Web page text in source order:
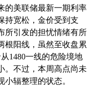
的美联储最新一期利率
持宽松，金价受到支
所引发的担忧情绪有所
根阳线，虽然至收盘累
1480一线的危险境地
。不过，本周高点尚未
小辐整理的状态。